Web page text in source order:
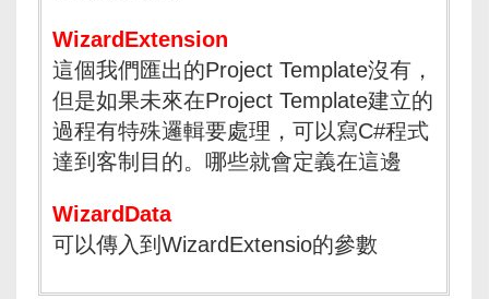
WizardExtension
這個我們匯出的Project Template沒有，
但是如果未來在Project Template建立的
過程有特殊邏輯要處理，可以寫C#程式
達到客制目的。哪些就會定義在這邊
WizardData
可以傳入到WizardExtensio的參數